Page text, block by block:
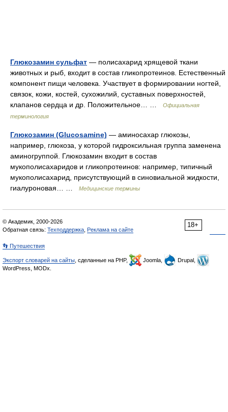
Глюкозамин сульфат — полисахарид хрящевой ткани
животных и рыб, входит в состав гликопротеинов. Естественный
компонент пищи человека. Участвует в формировании ногтей,
связок, кожи, костей, сухожилий, суставных поверхностей,
клапанов сердца и др. Положительное… …
Официальная
терминология
Глюкозамин (Glucosamine) — аминосахар глюкозы,
например, глюкоза, у которой гидроксильная группа заменена
аминогруппой. Глюкозамин входит в состав
мукополисахаридов и гликопротеинов: например, типичный
мукополисахарид, присутствующий в синовиальной жидкости,
гиалуроновая… …
Медицинские термины
18+
© Академик, 2000-2026
Обратная связь: Техподдержка Реклама на сайте
👣 Путешествия
Экспорт словарей на сайты , сделанные на PHP, Joomla,
Drupal,
WordPress, MODx.